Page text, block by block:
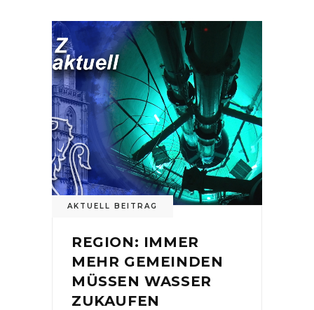
AKTUELL BEITRAG
REGION: IMMER
MEHR GEMEINDEN
MÜSSEN WASSER
ZUKAUFEN